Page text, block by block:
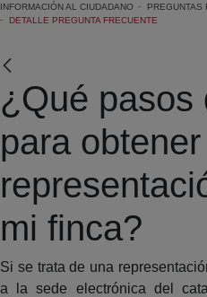
INFORMACIÓN AL CIUDADANO
PREGUNTAS
DETALLE PREGUNTA FRECUENTE
¿Qué pasos
para
mi finca?
Si se trata de una
a la sede electrónica del